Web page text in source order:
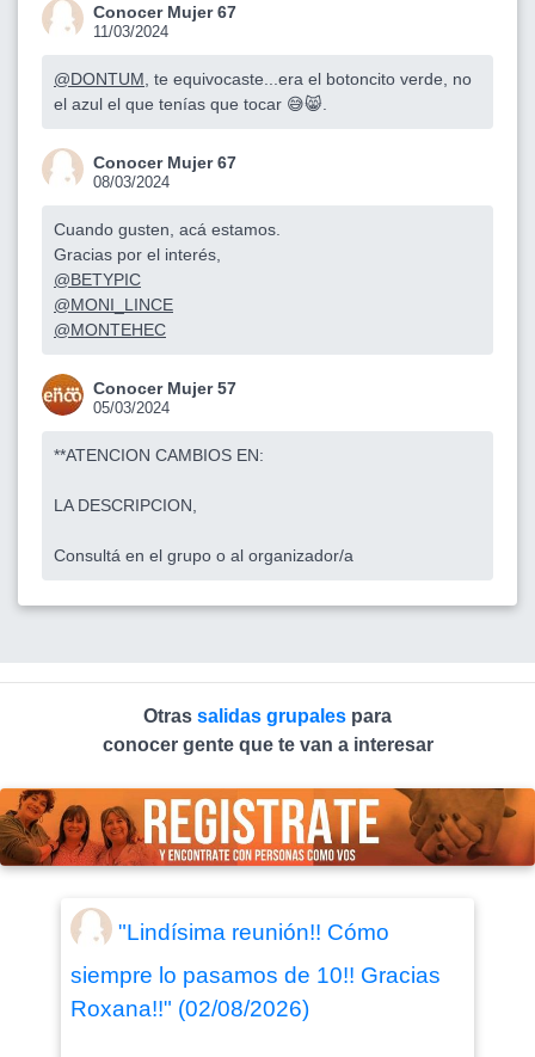
Conocer Mujer 67
11/03/2024
@DONTUM , te equivocaste...era el botoncito verde, no
el azul el que tenías que tocar 😅😸.
Conocer Mujer 67
08/03/2024
Cuando gusten, acá estamos.
Gracias por el interés,
@BETYPIC
@MONI_LINCE
@MONTEHEC
Conocer Mujer 57
05/03/2024
**ATENCION CAMBIOS EN:
LA DESCRIPCION,
Consultá en el grupo o al organizador/a
Otras salidas grupales para
conocer gente que te van a interesar
"Lindísima reunión!! Cómo
siempre lo pasamos de 10!! Gracias
Roxana!!" (02/08/2026)